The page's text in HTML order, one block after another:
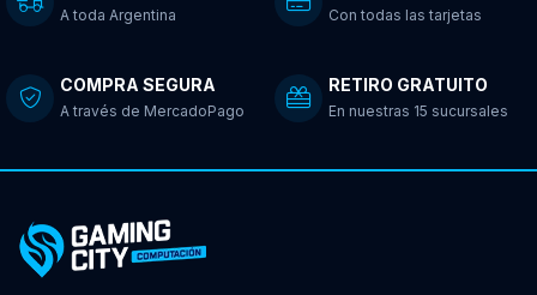
A toda Argentina Con todas las tarjetas
COMPRA SEGURA
A través de MercadoPago
RETIRO GRATUITO
En nuestras 15 sucursales